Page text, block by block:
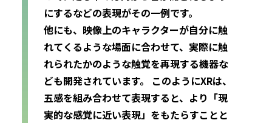
にするなどの表現がその一例です。
他にも、映像上のキャラクターが自分に触
れてくるような場面に合わせて、実際に触
れられたかのような触覚を再現する機器な
ども開発されています。 このようにXRは、
五感を組み合わせて表現すると、より「現
実的な感覚に近い表現」をもたらすことと